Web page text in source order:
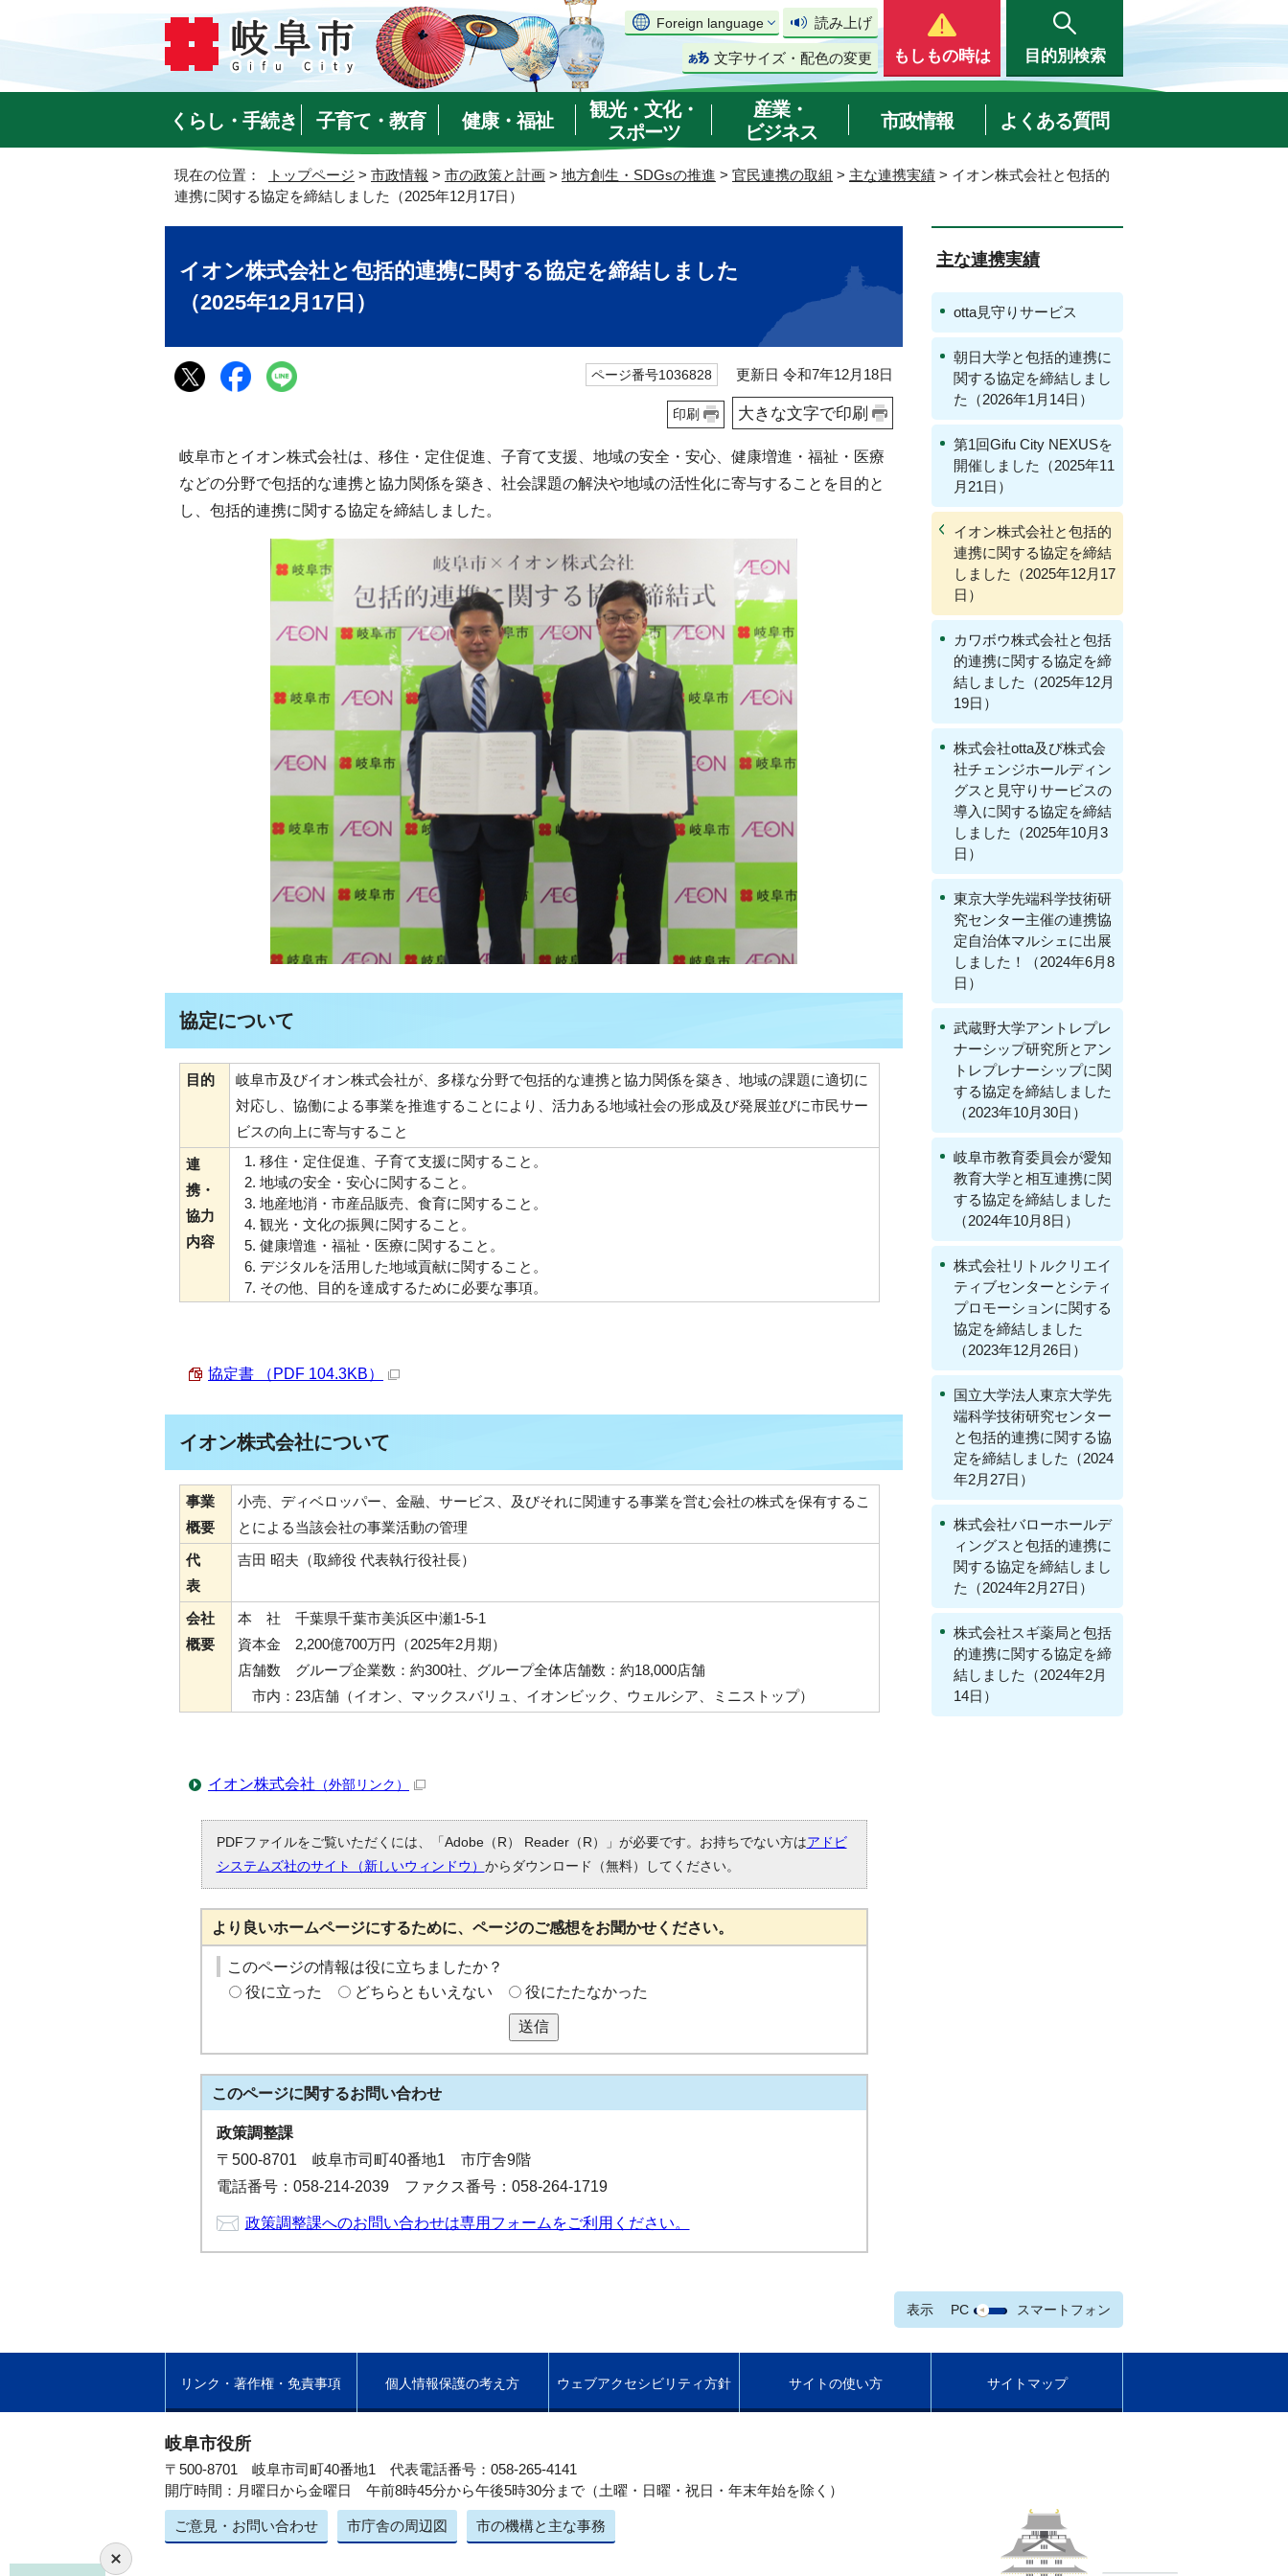
Foreign language 読み上げ
文字サイズ・配色の変更 もしもの時は 目的別検索
くらし・手続き 子育て・教育 健康・福祉
観光・文化・
スポーツ
産業・
ビジネス
市政情報 よくある質問
現在の位置： トップページ > 市政情報 > 市の政策と計画 > 地方創生・SDGsの推進 > 官民連携の取組 > 主な連携実績 > イオン株式会社と包括的
連携に関する協定を締結しました（2025年12月17日）
イオン株式会社と包括的連携に関する協定を締結しました
（2025年12月17日）
ページ番号1036828 更新日 令和7年12月18日
印刷 大きな文字で印刷
岐阜市とイオン株式会社は、移住・定住促進、子育て支援、地域の安全・安心、健康増進・福祉・医療
などの分野で包括的な連携と協力関係を築き、社会課題の解決や地域の活性化に寄与することを目的と
し、包括的連携に関する協定を締結しました。
協定について
目的
岐阜市及びイオン株式会社が、多様な分野で包括的な連携と協力関係を築き、地域の課題に適切に
対応し、協働による事業を推進することにより、活力ある地域社会の形成及び発展並びに市民サー
ビスの向上に寄与すること
連
携・
協力
内容
移住・定住促進、子育て支援に関すること。
地域の安全・安心に関すること。
地産地消・市産品販売、食育に関すること。
観光・文化の振興に関すること。
健康増進・福祉・医療に関すること。
デジタルを活用した地域貢献に関すること。
その他、目的を達成するために必要な事項。
協定書 （PDF 104.3KB）
イオン株式会社について
事業
概要
小売、ディベロッパー、金融、サービス、及びそれに関連する事業を営む会社の株式を保有するこ
とによる当該会社の事業活動の管理
代
表
吉田 昭夫（取締役 代表執行役社長）
会社
概要
本 社 千葉県千葉市美浜区中瀬1-5-1
資本金 2,200億700万円（2025年2月期）
店舗数 グループ企業数：約300社、グループ全体店舗数：約18,000店舗
市内：23店舗（イオン、マックスバリュ、イオンビック、ウェルシア、ミニストップ）
イオン株式会社 （外部リンク）
PDFファイルをご覧いただくには、「Adobe（R） Reader（R）」が必要です。お持ちでない方はアドビ
システムズ社のサイト（新しいウィンドウ） からダウンロード（無料）してください。
より良いホームページにするために、ページのご感想をお聞かせください。
このページの情報は役に立ちましたか？
役に立った
どちらともいえない 役にたたなかった
送信
このページに関するお問い合わせ
政策調整課
〒500-8701 岐阜市司町40番地1 市庁舎9階
電話番号：058-214-2039 ファクス番号：058-264-1719
政策調整課へのお問い合わせは専用フォームをご利用ください。
主な連携実績
otta見守りサービス
朝日大学と包括的連携に
関する協定を締結しまし
た（2026年1月14日）
第1回Gifu City NEXUSを
開催しました（2025年11
月21日）
イオン株式会社と包括的
連携に関する協定を締結
しました（2025年12月17
日）
カワボウ株式会社と包括
的連携に関する協定を締
結しました（2025年12月
19日）
株式会社otta及び株式会
社チェンジホールディン
グスと見守りサービスの
導入に関する協定を締結
しました（2025年10月3
日）
東京大学先端科学技術研
究センター主催の連携協
定自治体マルシェに出展
しました！（2024年6月8
日）
武蔵野大学アントレプレ
ナーシップ研究所とアン
トレプレナーシップに関
する協定を締結しました
（2023年10月30日）
岐阜市教育委員会が愛知
教育大学と相互連携に関
する協定を締結しました
（2024年10月8日）
株式会社リトルクリエイ
ティブセンターとシティ
プロモーションに関する
協定を締結しました
（2023年12月26日）
国立大学法人東京大学先
端科学技術研究センター
と包括的連携に関する協
定を締結しました（2024
年2月27日）
株式会社バローホールデ
ィングスと包括的連携に
関する協定を締結しまし
た（2024年2月27日）
株式会社スギ薬局と包括
的連携に関する協定を締
結しました（2024年2月
14日）
表示 PC スマートフォン
リンク・著作権・免責事項 個人情報保護の考え方 ウェブアクセシビリティ方針 サイトの使い方 サイトマップ
岐阜市役所
〒500-8701 岐阜市司町40番地1 代表電話番号：058-265-4141
開庁時間：月曜日から金曜日 午前8時45分から午後5時30分まで（土曜・日曜・祝日・年末年始を除く）
ご意見・お問い合わせ 市庁舎の周辺図 市の機構と主な事務